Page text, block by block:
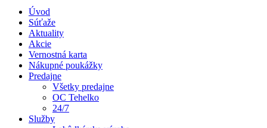
Úvod
Súťaže
Aktuality
Akcie
Vernostná karta
Nákupné poukážky
Predajne
Všetky predajne
OC Tehelko
24/7
Služby